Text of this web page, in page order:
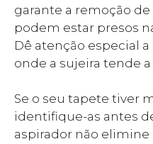
garante a remoção
podem estar presos
Dê atenção especial
onde a sujeira tende
Se o seu tapete tiver
identifique-as antes
aspirador não